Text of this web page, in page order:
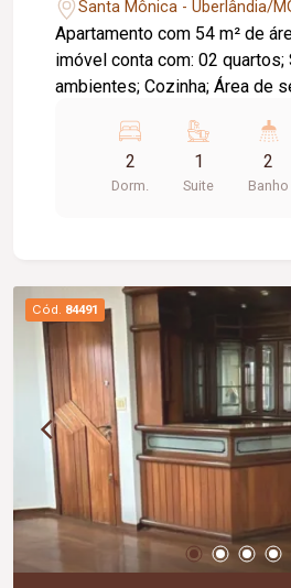
Santa Mônica - Uberlândia/
Apartamento com 54 m² de
imóvel conta com: 02 quartos;
ambientes; Cozinha; Área de
Diferenciais: Aceita pets;
privilegiada, próxima a
2
Dorm.
1
Suite
2
Banho
Cód. 84491